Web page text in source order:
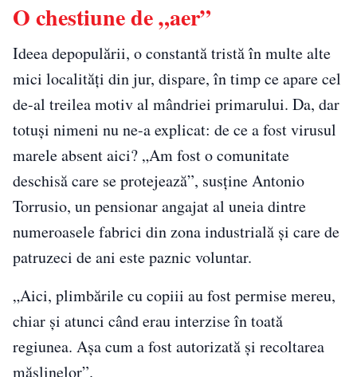
O chestiune de „aer”
Ideea depopulării, o constantă tristă în multe alte
mici localități din jur, dispare, în timp ce apare cel
de-al treilea motiv al mândriei primarului. Da, dar
totuși nimeni nu ne-a explicat: de ce a fost virusul
marele absent aici? „Am fost o comunitate
deschisă care se protejează”, susține Antonio
Torrusio, un pensionar angajat al uneia dintre
numeroasele fabrici din zona industrială și care de
patruzeci de ani este paznic voluntar.
„Aici, plimbările cu copiii au fost permise mereu,
chiar și atunci când erau interzise în toată
regiunea. Așa cum a fost autorizată și recoltarea
măslinelor”.